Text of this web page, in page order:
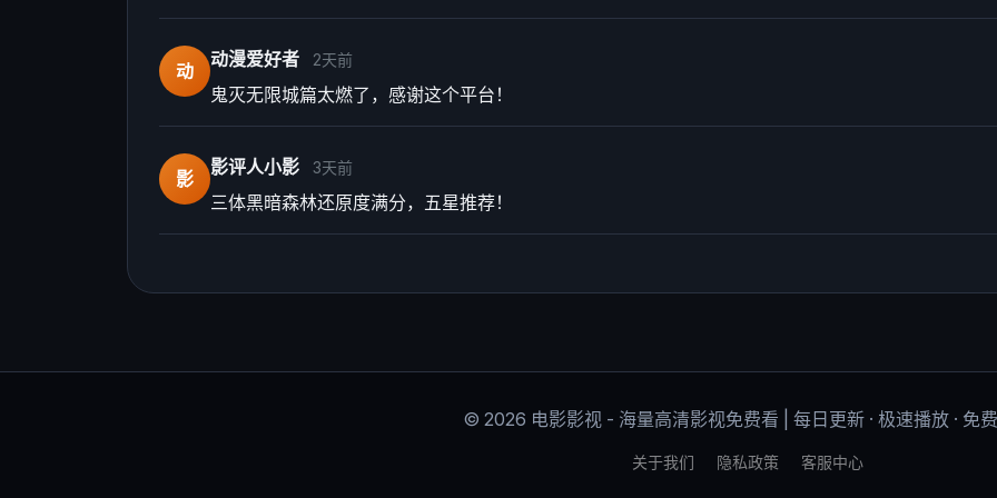
动
动漫爱好者 2天前
鬼灭无限城篇太燃了，感谢这个平台！
影
影评人小影 3天前
三体黑暗森林还原度满分，五星推荐！
© 2026 电影影视 - 海量高清影视免费看 | 每日更新 · 极速播放 · 免
关于我们 隐私政策 客服中心